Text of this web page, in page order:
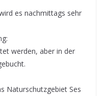
es nachmittags sehr
werden, aber in der
Naturschutzgebiet Ses